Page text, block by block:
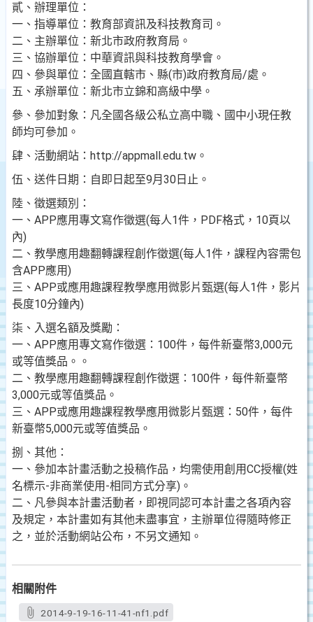
貳、辦理單位：
一、指導單位：教育部資訊及科技教育司。
二、主辦單位：新北市政府教育局。
三、協辦單位：中華資訊與科技教育學會。
四、參與單位：全國直轄市、縣(市)政府教育局/處。
五、承辦單位：新北市立錦和高級中學。
參、參加對象：凡全國各級公私立高中職、國中小現任教
師均可參加。
肆、活動網站：http://appmall.edu.tw。
伍、送件日期：自即日起至9月30日止。
陸、徵選類別：
一、APP應用專文寫作徵選(每人1件，PDF格式，10頁以
內)
二、教學應用趣翻轉課程創作徵選(每人1件，課程內容需包
含APP應用)
三、APP或應用趣課程教學應用微影片甄選(每人1件，影片
長度10分鐘內)
柒、入選名額及獎勵：
一、APP應用專文寫作徵選：100件，每件新臺幣3,000元
或等值獎品。。
二、教學應用趣翻轉課程創作徵選：100件，每件新臺幣
3,000元或等值獎品。
三、APP或應用趣課程教學應用微影片甄選：50件，每件
新臺幣5,000元或等值獎品。
捌、其他：
一、參加本計畫活動之投稿作品，均需使用創用CC授權(姓
名標示-非商業使用-相同方式分享)。
二、凡參與本計畫活動者，即視同認可本計畫之各項內容
及規定，本計畫如有其他未盡事宜，主辦單位得隨時修正
之，並於活動網站公布，不另文通知。
相關附件
2014-9-19-16-11-41-nf1.pdf